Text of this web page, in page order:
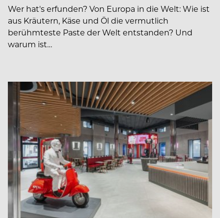
Wer hat's erfunden? Von Europa in die Welt: Wie ist
aus Kräutern, Käse und Öl die vermutlich
berühmteste Paste der Welt entstanden? Und
warum ist…